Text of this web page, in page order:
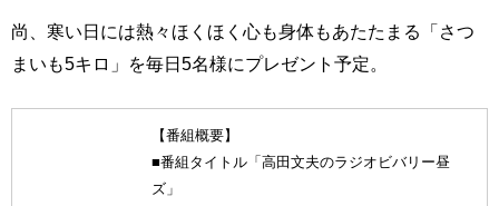
尚、寒い日には熱々ほくほく心も身体もあたたまる「さつ
まいも5キロ」を毎日5名様にプレゼント予定。
【番組概要】
■番組タイトル「高田文夫のラジオビバリー昼
ズ」